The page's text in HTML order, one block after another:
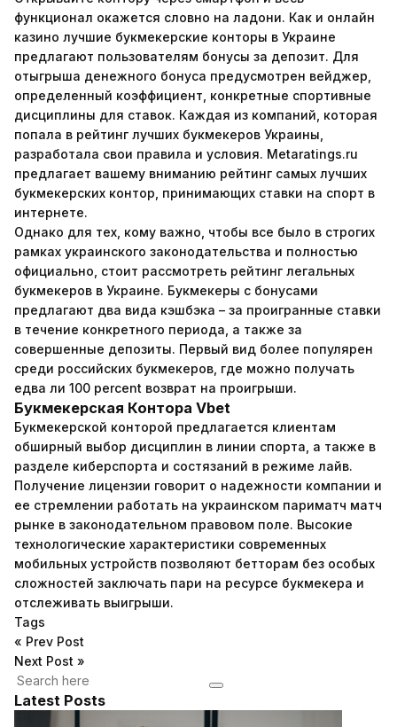
функционал окажется словно на ладони. Как и онлайн
казино лучшие букмекерские конторы в Украине
предлагают пользователям бонусы за депозит. Для
отыгрыша денежного бонуса предусмотрен вейджер,
определенный коэффициент, конкретные спортивные
дисциплины для ставок. Каждая из компаний, которая
попала в рейтинг лучших букмекеров Украины,
разработала свои правила и условия. Metaratings.ru
предлагает вашему вниманию рейтинг самых лучших
букмекерских контор, принимающих ставки на спорт в
интернете.
Однако для тех, кому важно, чтобы все было в строгих
рамках украинского законодательства и полностью
официально, стоит рассмотреть рейтинг легальных
букмекеров в Украине. Букмекеры с бонусами
предлагают два вида кэшбэка – за проигранные ставки
в течение конкретного периода, а также за
совершенные депозиты. Первый вид более популярен
среди российских букмекеров, где можно получать
едва ли 100 percent возврат на проигрыши.
Букмекерская Контора Vbet
Букмекерской конторой предлагается клиентам
обширный выбор дисциплин в линии спорта, а также в
разделе киберспорта и состязаний в режиме лайв.
Получение лицензии говорит о надежности компании и
ее стремлении работать на украинском париматч матч
рынке в законодательном правовом поле. Высокие
технологические характеристики современных
мобильных устройств позволяют бетторам без особых
сложностей заключать пари на ресурсе букмекера и
отслеживать выигрыши.
Tags
« Prev Post
Next Post »
Latest Posts